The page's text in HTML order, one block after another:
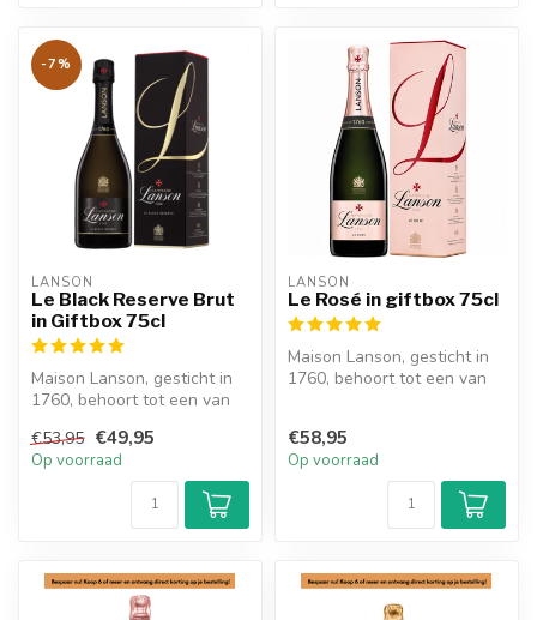
-7%
LANSON
Le Black Reserve Brut
in Giftbox 75cl
Maison Lanson, gesticht in
1760, behoort tot een van
huizen ...
€53,95 €49,95
Op voorraad
LANSON
Le Rosé in giftbox 75cl
Maison Lanson, gesticht in
1760, behoort tot een van
€58,95
Op voorraad